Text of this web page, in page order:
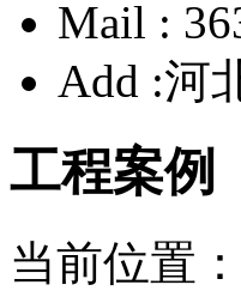
Mail :
Add :河
工程案例
当前位置：